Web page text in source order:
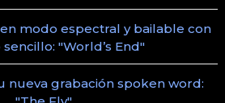
modo espectral y bailable con
"World’s End"
nueva grabación spoken word: